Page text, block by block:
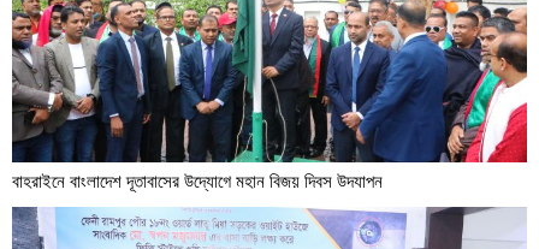
বাহরাইনে বাংলাদেশ দূতাবাসের উদ্যোগে মহান বিজয় দিবস উদযাপন